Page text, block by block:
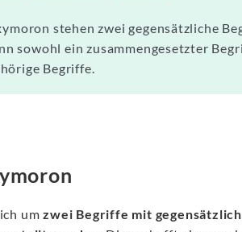
stehen zwei gegensätzliche
sowohl ein zusammengesetzter
Begriffe.
umzwei Begriffe mit